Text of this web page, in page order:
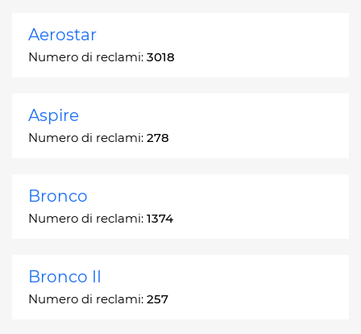
Aerostar
Numero di reclami: 3018
Aspire
Numero di reclami: 278
Bronco
Numero di reclami: 1374
Bronco II
Numero di reclami: 257